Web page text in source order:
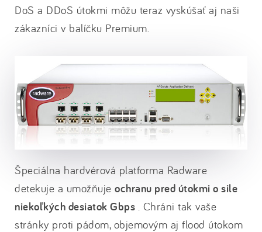
DoS a DDoS útokmi môžu teraz vyskúšať aj naši
zákazníci v balíčku Premium.
Špeciálna hardvérová platforma Radware
detekuje a umožňuje ochranu pred útokmi o sile
niekoľkých desiatok Gbps . Chráni tak vaše
stránky proti pádom, objemovým aj flood útokom